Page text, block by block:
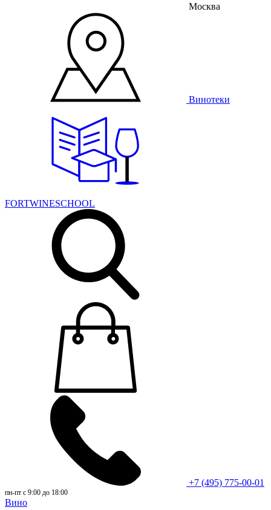
Москва
Винотеки
FORTWINESCHOOL
+7 (495) 775-00-01
пн-пт с 9:00 до 18:00
Вино